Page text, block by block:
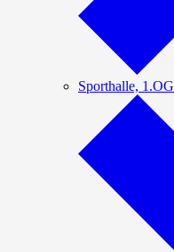
Sporthalle, 1.OG